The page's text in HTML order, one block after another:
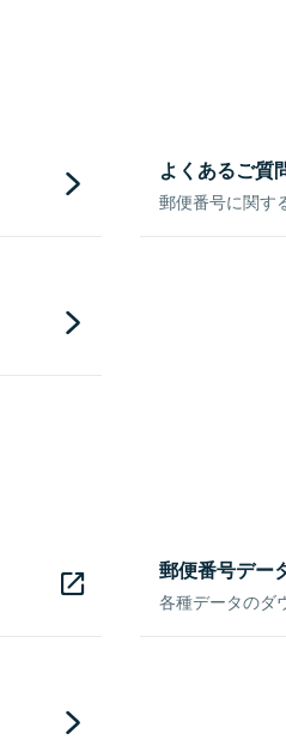
よくあるご質
郵便番号に関す
郵便番号デー
各種データのダ